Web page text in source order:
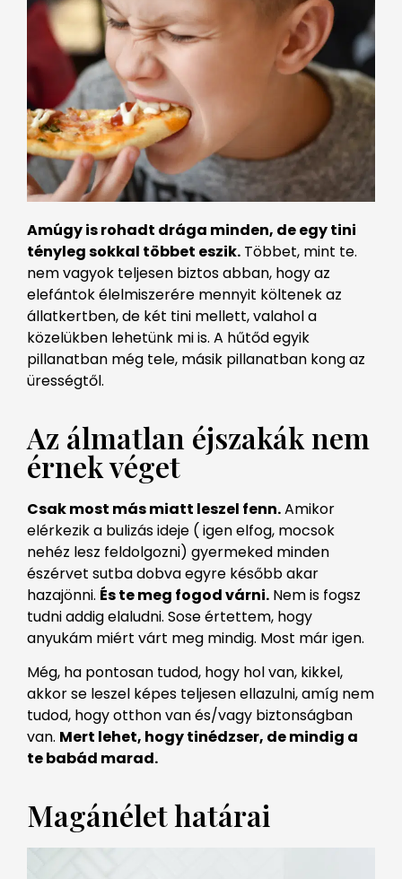
Amúgy is rohadt drága minden, de egy tini
tényleg sokkal többet eszik. Többet, mint te.
nem vagyok teljesen biztos abban, hogy az
elefántok élelmiszerére mennyit költenek az
állatkertben, de két tini mellett, valahol a
közelükben lehetünk mi is. A hűtőd egyik
pillanatban még tele, másik pillanatban kong az
ürességtől.
Az álmatlan éjszakák nem
érnek véget
Csak most más miatt leszel fenn.Amikor
elérkezik a bulizás ideje ( igen elfog, mocsok
nehéz lesz feldolgozni) gyermeked minden
észérvet sutba dobva egyre később akar
hazajönni. És te meg fogod várni. Nem is fogsz
tudni addig elaludni. Sose értettem, hogy
anyukám miért várt meg mindig. Most már igen.
Még, ha pontosan tudod, hogy hol van, kikkel,
akkor se leszel képes teljesen ellazulni, amíg nem
tudod, hogy otthon van és/vagy biztonságban
van. Mert lehet, hogy tinédzser, de mindig a
te babád marad.
Magánélet határai